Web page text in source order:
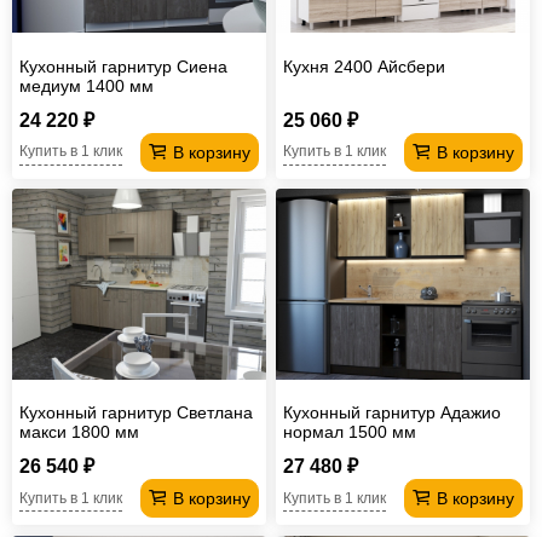
Кухонный гарнитур Сиена
медиум 1400 мм
24 220 ₽
В корзину
Купить в 1 клик
Кухня 2400 Айсбери
25 060 ₽
В корзину
Купить в 1 клик
Кухонный гарнитур Светлана
макси 1800 мм
26 540 ₽
В корзину
Купить в 1 клик
Кухонный гарнитур Адажио
нормал 1500 мм
27 480 ₽
В корзину
Купить в 1 клик